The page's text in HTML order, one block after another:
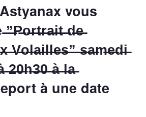
​vous
̶”̶P̶o̶r̶t̶r̶a̶i̶t̶ ̶d̶e̶
̶V̶o̶l̶a̶i̶l̶l̶e̶s̶”̶ ̶s̶a̶m̶e̶d̶i̶
̶2̶0̶h̶3̶0̶ ̶à̶ ̶l̶a̶
à une date